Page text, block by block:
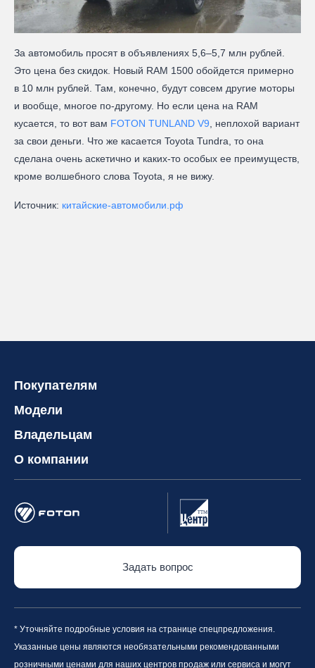
За автомобиль просят в объявлениях 5,6–5,7 млн рублей.
Это цена без скидок. Новый RAM 1500 обойдется примерно
в 10 млн рублей. Там, конечно, будут совсем другие моторы
и вообще, многое по-другому. Но если цена на RAM
кусается, то вот вам FOTON TUNLAND V9 , неплохой вариант
за свои деньги. Что же касается Toyota Tundra, то она
сделана очень аскетично и каких-то особых ее преимуществ,
кроме волшебного слова Toyota, я не вижу.
Источник: китайские-автомобили.рф
Покупателям
Модели
Владельцам
О компании
Задать вопрос
* Уточняйте подробные условия на странице спецпредложения.
Указанные цены являются необязательными рекомендованными
розничными ценами для наших центров продаж или сервиса и могут